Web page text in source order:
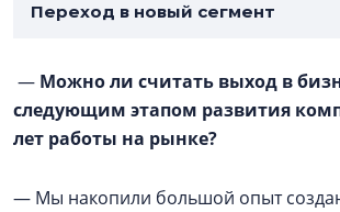
Переход в новый сегмент
— Можно ли считать выход в
следующим этапом развития
лет работы на рынке?
— Мы накопили большой опыт